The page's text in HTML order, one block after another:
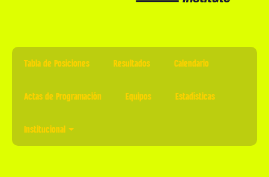
Tabla de Posiciones Resultados Calendario
Actas de Programación Equipos Estadísticas
Institucional